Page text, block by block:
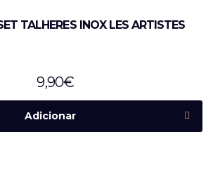
TALHERES INOX LES ARTISTES
9,90€
Adicionar